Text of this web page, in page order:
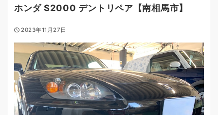
ホンダ S2000 デントリペア【南相馬市】
2023年11月27日